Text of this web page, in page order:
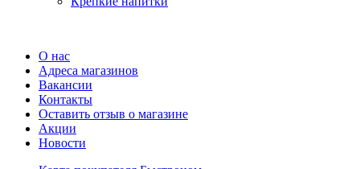
О нас
Адреса магазинов
Вакансии
Контакты
Оставить отзыв о магазине
Акции
Новости